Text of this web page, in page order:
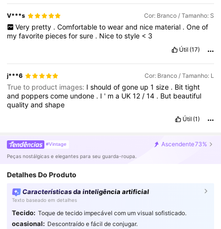
V***s Cor: Branco / Tamanho: S
Very pretty . Comfortable to wear and nice material . One of
myfavorite piecesforsure . Nicetostyle < 3
Útil (17)
j***6 Cor: Branco / Tamanho: L
True to product images: Ishouldofgone up1size . Bittight
and popperscome undone . I ' ma UK12/14 . But beautiful
qualityandshape
Útil (1)
#Vintage Ascendente73%
Peças nostálgicas e elegantes para seu guarda-roupa.
Detalhes Do Produto
Características da inteligência artificial
Texto baseado em detalhes
Tecido: Toque de tecido impecável com um visual sofisticado.
ocasional: Descontraído e fácil de conjugar.